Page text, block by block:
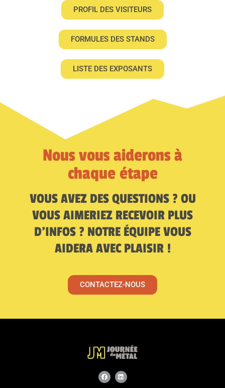
PROFIL DES VISITEURS
FORMULES DES STANDS
LISTE DES EXPOSANTS
Nous vous aiderons à
chaque étape
VOUS AVEZ DES QUESTIONS ? OU
VOUS AIMERIEZ RECEVOIR PLUS
D’INFOS ? NOTRE ÉQUIPE VOUS
AIDERA AVEC PLAISIR !
CONTACTEZ-NOUS